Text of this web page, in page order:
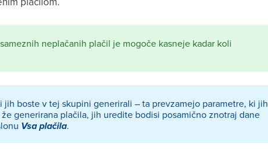
neplačanih plačil je mogoče kasneje kadar koli
boste v tej skupini generirali – ta prevzamejo parametre, ki jih
generirana plačila, jih uredite bodisi posamično znotraj dane
Vsa plačila.